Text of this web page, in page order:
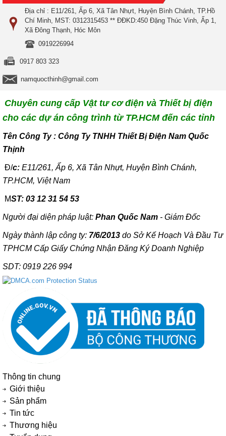
Địa chỉ : E11/261, Ấp 6, Xã Tân Nhựt, Huyện Bình Chánh, TP.Hồ
Chí Minh, MST: 0312315453 ** ĐĐKD:450 Đặng Thúc Vinh, Ấp 1,
Xã Đông Thạnh, Hóc Môn
0919226994
0917 803 323
namquocthinh@gmail.com
Chuyên cung cấp Vật tư cơ điện và Thiết bị điện
cho các dự án công trình từ TP.HCM đến các tỉnh
Tên Công Ty : Công Ty TNHH Thiết Bị Điện Nam Quốc
Thịnh
Đ/c: E11/261, Ấp 6, Xã Tân Nhựt, Huyện Bình Chánh,
TP.HCM, Việt Nam
MST: 03 12 31 54 53
Người đại diện pháp luật: Phan Quốc Nam - Giám Đốc
Ngày thành lập công ty: 7/6/2013 do Sở Kế Hoạch Và Đầu Tư
TPHCM Cấp Giấy Chứng Nhận Đăng Ký Doanh Nghiệp
SDT: 0919 226 994
Thông tin chung
Giới thiệu
Sản phẩm
Tin tức
Thương hiệu